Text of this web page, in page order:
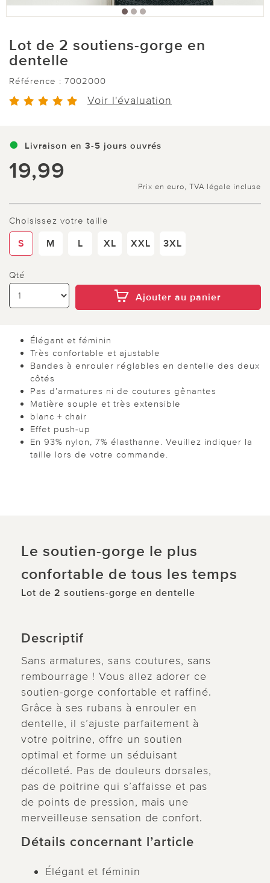
Lot de 2 soutiens-gorge en
dentelle
Référence : 7002000
Voir l'évaluation
Livraison en 3-5 jours ouvrés
19,99
Prix en euro, TVA légale incluse
Choisissez votre taille
S M L XL XXL 3XL
Qté
Ajouter au panier
Élégant et féminin
Très confortable et ajustable
Bandes à enrouler réglables en dentelle des deux
côtés
Pas d’armatures ni de coutures gênantes
Matière souple et très extensible
blanc + chair
Effet push-up
En 93% nylon, 7% élasthanne. Veuillez indiquer la
taille lors de votre commande.
Le soutien-gorge le plus
confortable de tous les temps
Lot de 2 soutiens-gorge en dentelle
Descriptif
Sans armatures, sans coutures, sans
rembourrage ! Vous allez adorer ce
soutien-gorge confortable et raffiné.
Grâce à ses rubans à enrouler en
dentelle, il s’ajuste parfaitement à
votre poitrine, offre un soutien
optimal et forme un séduisant
décolleté. Pas de douleurs dorsales,
pas de poitrine qui s’affaisse et pas
de points de pression, mais une
merveilleuse sensation de confort.
Détails concernant l’article
Élégant et féminin